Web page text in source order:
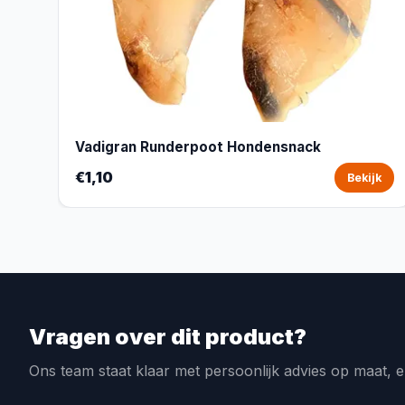
Vadigran Runderpoot Hondensnack
€1,10 Bekijk
Vragen over dit product?
Ons team staat klaar met persoonlijk advies op maat,